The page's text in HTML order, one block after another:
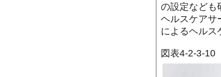
の設定なども
ヘルスケアサ
によるヘルス
図表4-2-3-10